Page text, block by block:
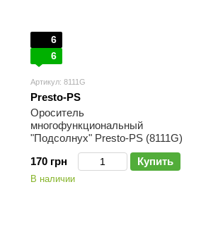
6
6
Артикул: 8111G
Presto-PS
Ороситель
многофункциональный
"Подсолнух" Presto-PS (8111G)
170 грн
Купить
В наличии